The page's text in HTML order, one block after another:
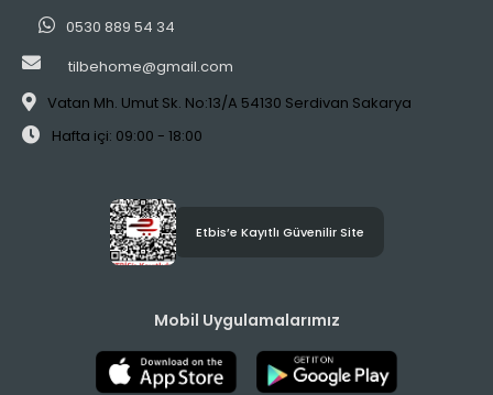
0530 889 54 34
tilbehome@gmail.com
Vatan Mh. Umut Sk. No:13/A 54130 Serdivan Sakarya
Hafta içi: 09:00 - 18:00
Etbis’e Kayıtlı Güvenilir Site
Mobil Uygulamalarımız